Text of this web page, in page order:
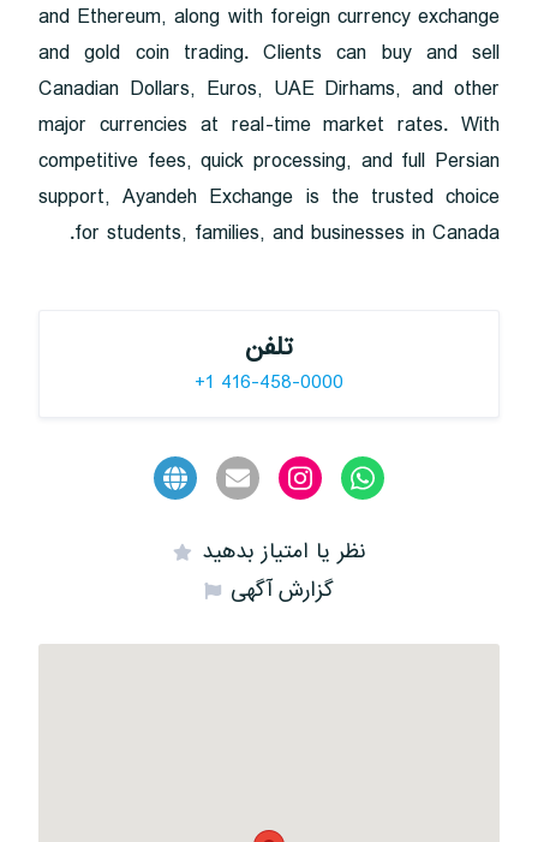
and Ethereum, along with foreign currency exchange
and gold coin trading. Clients can buy and sell
Canadian Dollars, Euros, UAE Dirhams, and other
major currencies at real-time market rates. With
competitive fees, quick processing, and full Persian
support, Ayandeh Exchange is the trusted choice
for students, families, and businesses in Canada.
تلفن
+1 416-458-0000
نظر یا امتیاز بدهید
گزارش آگهی